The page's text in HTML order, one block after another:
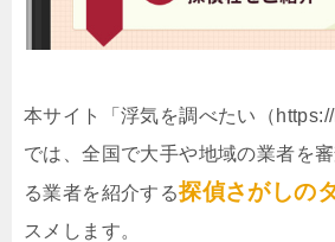
本サイト「浮気を調べたい（
では、全国で大手や地域の業者を
る業者を紹介する探偵さがしの
スメします。